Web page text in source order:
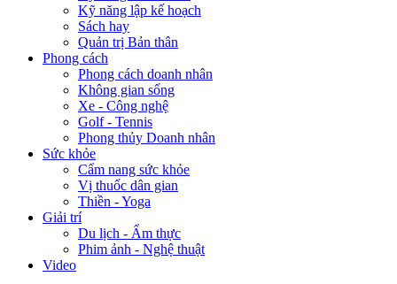
Kỹ năng lập kế hoạch
Sách hay
Quản trị Bản thân
Phong cách
Phong cách doanh nhân
Không gian sống
Xe - Công nghệ
Golf - Tennis
Phong thủy Doanh nhân
Sức khỏe
Cẩm nang sức khỏe
Vị thuốc dân gian
Thiền - Yoga
Giải trí
Du lịch - Ẩm thực
Phim ảnh - Nghệ thuật
Video